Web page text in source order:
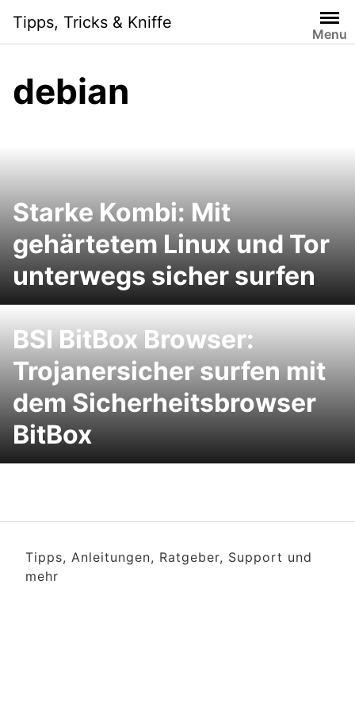
content
Tipps, Tricks & Kniffe
Menu
debian
Starke Kombi: Mit
gehärtetem Linux und Tor
unterwegs sicher surfen
BSI BitBox Browser:
Trojanersicher surfen mit
dem Sicherheitsbrowser
BitBox
Tipps, Anleitungen, Ratgeber, Support und
mehr